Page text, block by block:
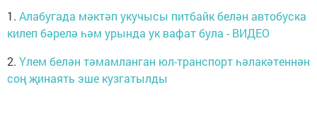
1. Алабугада мәктәп укучысы питбайк белән автобуска
килеп бәрелә һәм урында ук вафат була - ВИДЕО
2. Үлем белән тәмамланган юл-транспорт һәлакәтеннән
соң җинаять эше кузгатылды